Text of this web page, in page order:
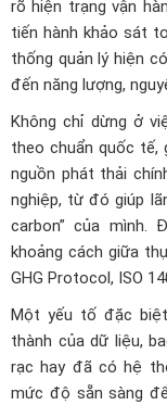
rõ hiện trạng vận
tiến hành khảo sát
thống quản lý hiện
đến năng lượng,
Không chỉ dừng ở
theo chuẩn quốc tế,
nguồn phát thải
nghiệp, từ đó giúp
carbon” của mình.
khoảng cách giữa
GHG Protocol, ISO
Một yếu tố đặc
thành của dữ liệu,
rạc hay đã có hệ
mức độ sẵn sàng